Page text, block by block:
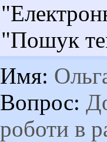
"Пошук
Имя:
Вопрос:
роботи в